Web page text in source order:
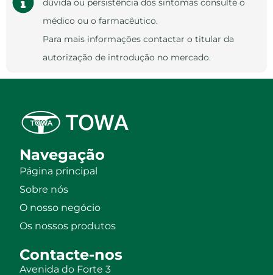
dúvida ou persistência dos sintomas consulte o
médico ou o farmacêutico.
Para mais informações contactar o titular da
autorização de introdução no mercado.
Navegação
Página principal
Sobre nós
O nosso negócio
Os nossos produtos
Contacte-nos
Avenida do Forte 3